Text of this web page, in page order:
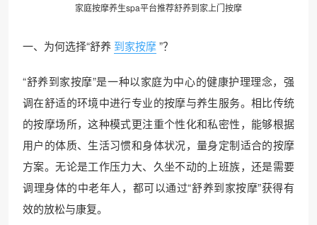
家庭按摩养生spa平台推荐舒养到家上门按摩
一、为何选择“舒养 到家按摩”？
“舒养到家按摩”是一种以家庭为中心的健康护理理念，强
调在舒适的环境中进行专业的按摩与养生服务。相比传统
的按摩场所，这种模式更注重个性化和私密性，能够根据
用户的体质、生活习惯和身体状况，量身定制适合的按摩
方案。无论是工作压力大、久坐不动的上班族，还是需要
调理身体的中老年人，都可以通过“舒养到家按摩”获得有
效的放松与康复。